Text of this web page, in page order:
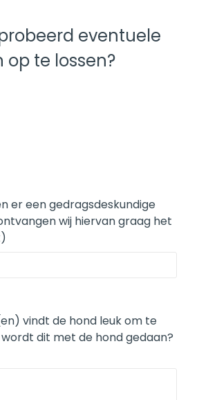
eventuele
te lossen?
er een gedragsdeskundige
wij hiervan graag het
vindt de hond leuk om te
dit met de hond gedaan?